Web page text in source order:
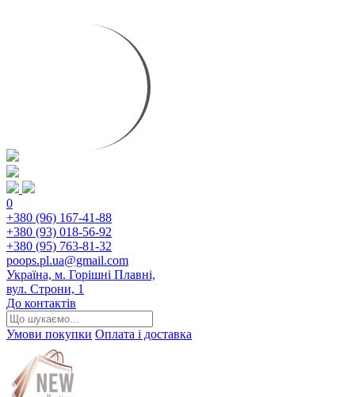
0
+380 (96) 167-41-88
+380 (93) 018-56-92
+380 (95) 763-81-32
poops.pl.ua@gmail.com
Україна, м. Горішні Плавні,
вул. Строни, 1
До контактів
Умови покупки Оплата і доставка